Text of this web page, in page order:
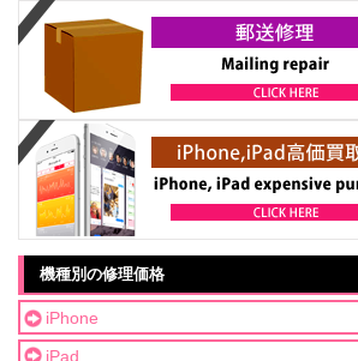
機種別の修理価格
iPhone
iPad